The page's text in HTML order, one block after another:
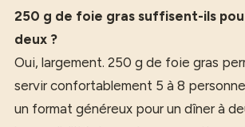
250 g de foie gras suffisent-ils
deux ?
Oui, largement. 250 g de foie gras
servir confortablement 5 à 8
un format généreux pour un dîner à